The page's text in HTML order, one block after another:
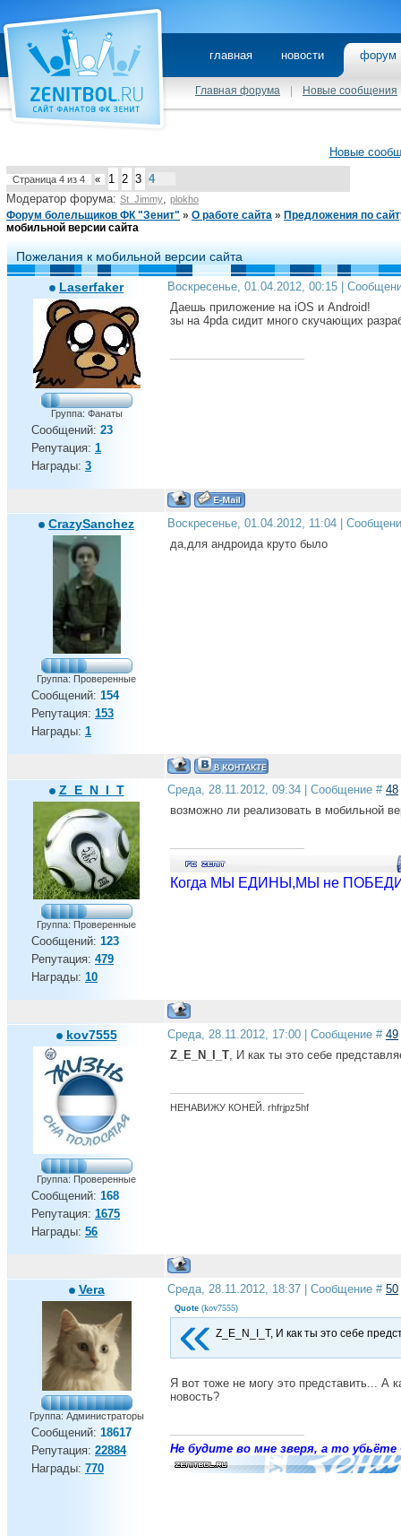
главная новости
Главная форума Новые сообщения
Новые
Страница 4 из 4 « 1 2 3 4
Модератор форума: St_Jimmy, plokho
Форум болельщиков ФК "Зенит" » О работе сайта » Предложения по
мобильной версии сайта
Пожелания к мобильной версии сайта
Laserfaker
Группа: Фанаты
Сообщений: 23
Репутация: 1
Награды: 3
Воскресенье, 01.04.2012, 00:15 |
Даешь приложение на iOS и Android!
зы на 4pda сидит много скучающих
CrazySanchez
Группа: Проверенные
Сообщений: 154
Репутация: 153
Награды: 1
Воскресенье, 01.04.2012, 11:04 |
да,для андроида круто было
Z_E_N_I_T
Группа: Проверенные
Сообщений: 123
Репутация: 479
Награды: 10
Среда, 28.11.2012, 09:34 | Сообщение # 48
возможно ли реализовать в мобильной
Когда МЫ ЕДИНЫ,МЫ не
kov7555
Группа: Проверенные
Сообщений: 168
Репутация: 1675
Награды: 56
Среда, 28.11.2012, 17:00 | Сообщение # 49
Z_E_N_I_T, И как ты это себе
НЕНАВИЖУ КОНЕЙ. rhfrjpz5hf
Vera
Группа: Администраторы
Сообщений: 18617
Репутация: 22884
Награды: 770
Среда, 28.11.2012, 18:37 | Сообщение # 50
Quote (kov7555)
Z_E_N_I_T, И как ты это себе
Я вот тоже не могу это представить... А
новость?
Не будите во мне зверя, а то убьёте